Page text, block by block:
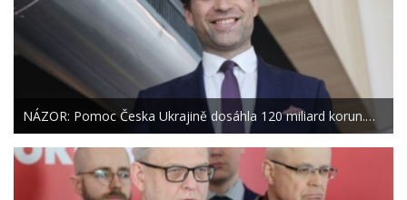
NÁZOR: Pomoc Česka Ukrajině dosáhla 120 miliard korun.…